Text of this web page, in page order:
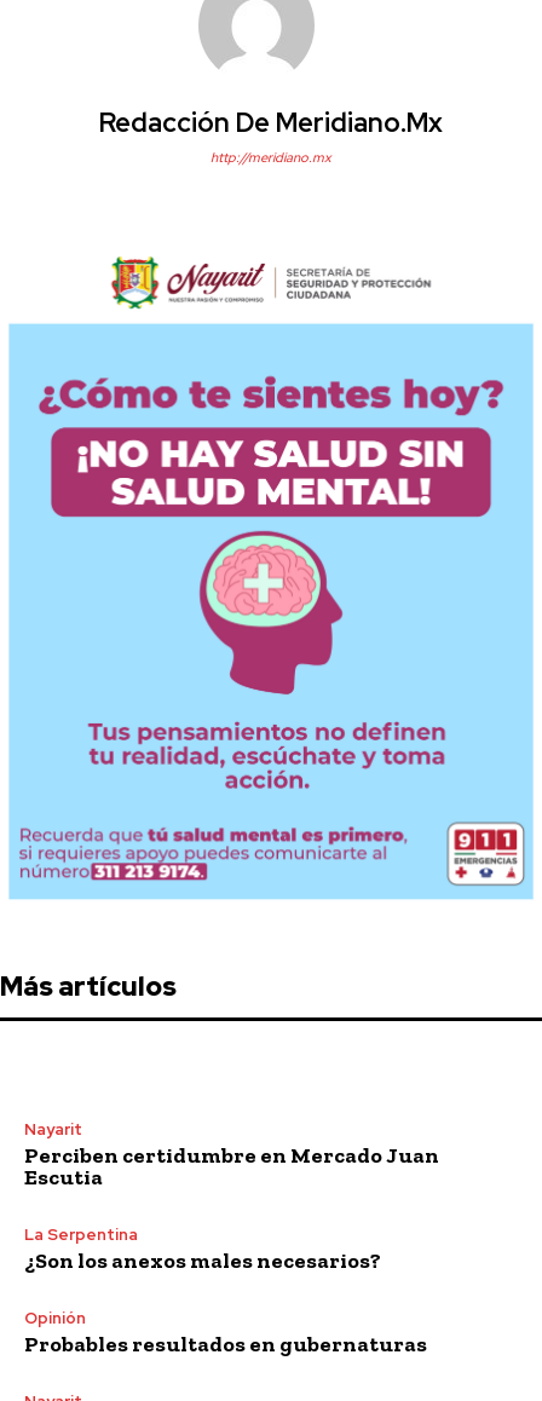
Redacción De Meridiano.mx
http://meridiano.mx
Más artículos
Nayarit
Perciben certidumbre en Mercado Juan
Escutia
La Serpentina
¿Son los anexos males necesarios?
Opinión
Probables resultados en gubernaturas